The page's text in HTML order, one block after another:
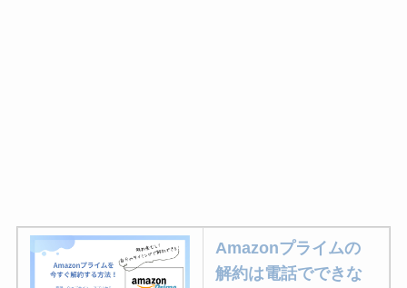
Amazonプライムの
解約は電話でできな